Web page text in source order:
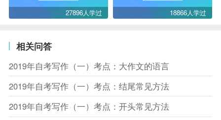
27896人学过 18866人学过
相关问答
2019年自考写作（一）考点：大作文的语言
2019年自考写作（一）考点：结尾常见方法
2019年自考写作（一）考点：开头常见方法